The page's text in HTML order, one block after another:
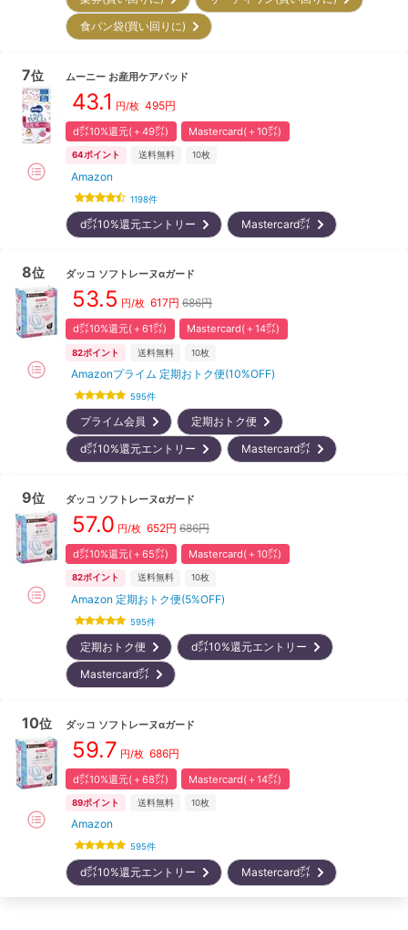
食パン袋(買い回りに)
7位 ムーニー お産用ケアパッド
43.1 円/枚 495円
d㌽10%還元(＋49㌽) Mastercard(＋10㌽)
64ポイント 送料無料 10枚
Amazon
1198件
d㌽10%還元エントリー Mastercard㌽
8位 ダッコ ソフトレーヌαガード
53.5 円/枚 617円 686円
d㌽10%還元(＋61㌽) Mastercard(＋14㌽)
82ポイント 送料無料 10枚
Amazonプライム 定期おトク便(10%OFF)
595件
プライム会員
定期おトク便
d㌽10%還元エントリー
Mastercard㌽
9位 ダッコ ソフトレーヌαガード
57.0 円/枚 652円 686円
d㌽10%還元(＋65㌽) Mastercard(＋10㌽)
82ポイント 送料無料 10枚
Amazon 定期おトク便(5%OFF)
595件
定期おトク便
d㌽10%還元エントリー
Mastercard㌽
10位 ダッコ ソフトレーヌαガード
59.7 円/枚 686円
d㌽10%還元(＋68㌽) Mastercard(＋14㌽)
89ポイント 送料無料 10枚
Amazon
595件
d㌽10%還元エントリー Mastercard㌽